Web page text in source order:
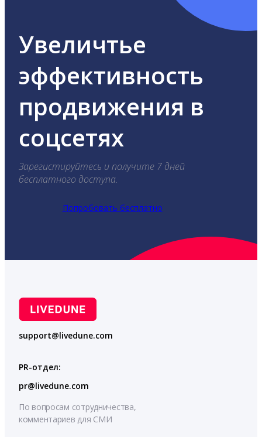
Увеличтье
эффективность
продвижения в
соцсетях
Зарегистируйтесь и получите 7 дней
бесплатного доступа.
Попробовать бесплатно
support@livedune.com
PR-отдел:
pr@livedune.com
По вопросам сотрудничества,
комментариев для СМИ